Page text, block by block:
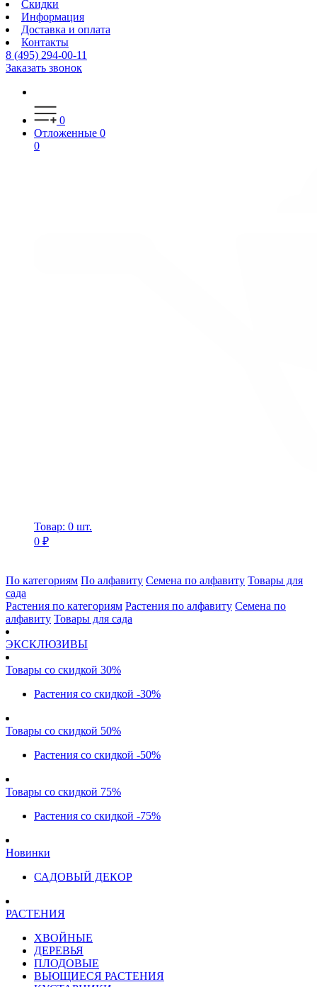
Скидки
Информация
Доставка и оплата
Контакты
8 (495) 294-00-11
Заказать звонок
0
Отложенные 0
0
Товар: 0 шт.
0 ₽
По категориям По алфавиту Семена по алфавиту Товары для
сада
Растения по категориям Растения по алфавиту Семена по
алфавиту Товары для сада
ЭКСКЛЮЗИВЫ
Товары со скидкой 30%
Растения со скидкой -30%
Товары со скидкой 50%
Растения со скидкой -50%
Товары со скидкой 75%
Растения со скидкой -75%
Новинки
САДОВЫЙ ДЕКОР
РАСТЕНИЯ
ХВОЙНЫЕ
ДЕРЕВЬЯ
ПЛОДОВЫЕ
ВЬЮЩИЕСЯ РАСТЕНИЯ